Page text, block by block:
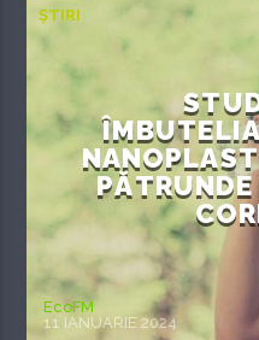
ȘTIRI
EcoFM
11 IANUARIE 2024